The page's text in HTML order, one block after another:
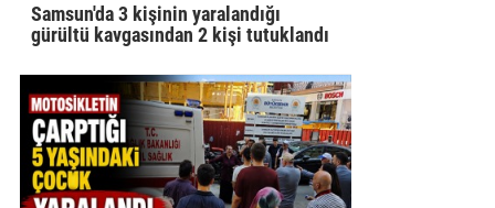
Samsun'da 3 kişinin yaralandığı
gürültü kavgasından 2 kişi tutuklandı